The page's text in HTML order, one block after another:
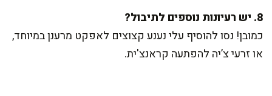
8. יש רעיונות נוספים לתיבול?
כמובן! נסו להוסיף עלי נענע קצוצים לאפקט מרענן במיוחד,
או זרעי צ’יה להפתעה קראנצ'ית.